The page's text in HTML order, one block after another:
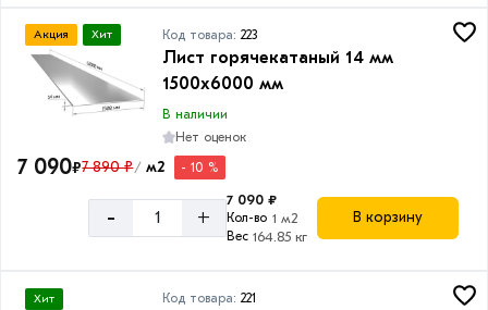
Акция Хит Код товара:223
Лист горячекатаный 14 мм
1500х6000 мм
В наличии
Нет оценок
7 090₽7 890 ₽/ м2 - 10 %
- +
7 090 ₽
Кол-во 1 м2
Вес 164.85 кг
В корзину
Хит Код товара:221